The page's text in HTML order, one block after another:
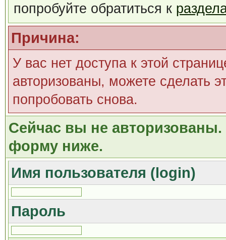
попробуйте обратиться к
Причина:
У вас нет доступа к этой
авторизованы, можете сделать
попробовать снова.
Сейчас вы не авторизованы.
форму ниже.
Имя пользователя (login)
Пароль